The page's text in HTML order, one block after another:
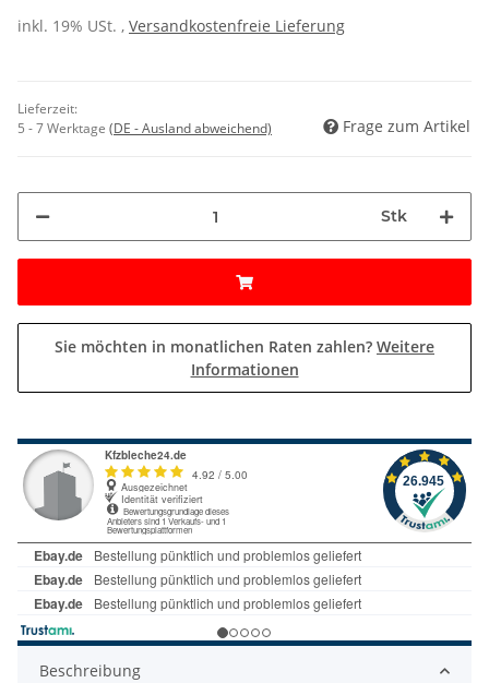
inkl. 19% USt. , Versandkostenfreie Lieferung
Lieferzeit:
5 - 7 Werktage (DE - Ausland abweichend) Frage zum Artikel
Stk
Sie möchten in monatlichen Raten zahlen? Weitere
Informationen
Beschreibung